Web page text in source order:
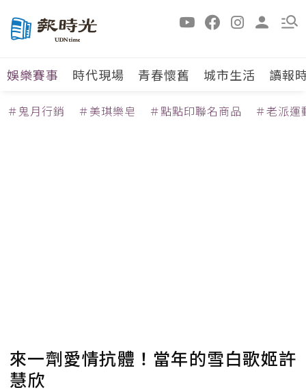
娛樂賽事 時代現場 青春懷舊 城市生活 讀報
＃鬼月行銷 ＃美琪樂皂 ＃點點印聯名商品 ＃老派運
來一劑愛情抗體！當年的雪白歌姬許
慧欣